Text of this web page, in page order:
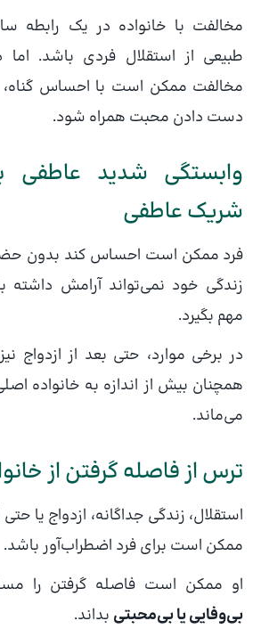
مخالفت با خانواده در یک رابطه
طبیعی از استقلال فردی باشد. اما
مخالفت ممکن است با احساس گناه،
دست دادن محبت همراه شود.
وابستگی شدید عاطفی
شریک عاطفی
فرد ممکن است احساس کند بدون
زندگی خود نمی‌تواند آرامش داشته
مهم بگیرد.
در برخی موارد، حتی بعد از ازدواج
همچنان بیش از اندازه به خانواده
می‌ماند.
ترس از فاصله گرفتن از
استقلال، زندگی جداگانه، ازدواج یا
ممکن است برای فرد اضطراب‌آور باشد.
او ممکن است فاصله گرفتن را
بی‌وفایی یا بی‌محبتی بداند.